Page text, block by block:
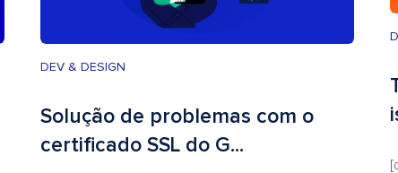
DEV & DESIGN
Solução de problemas com o
certificado SSL do G...